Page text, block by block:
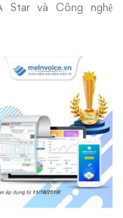
Star và Công nghệ